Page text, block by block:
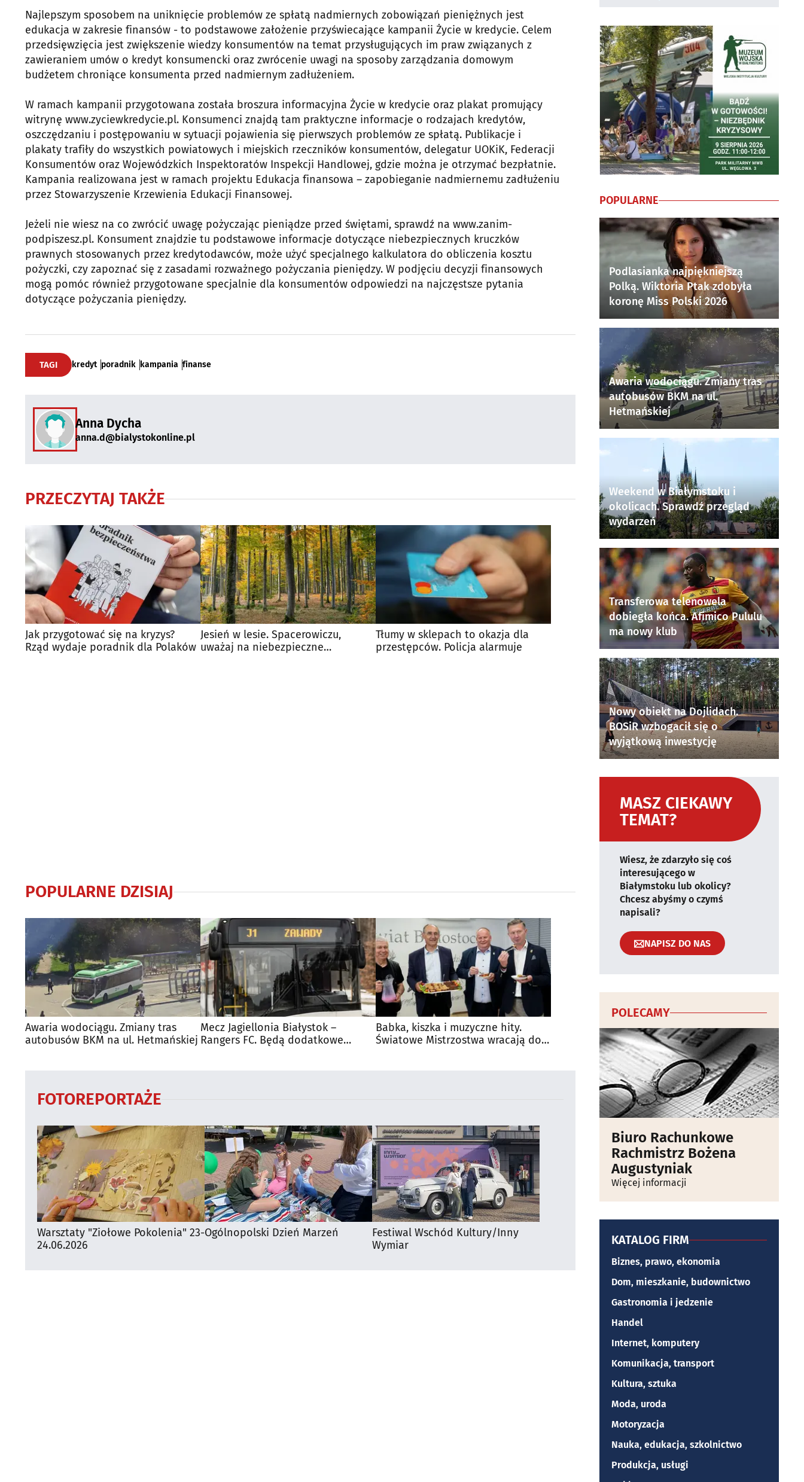
Najlepszym sposobem na uniknięcie problemów ze spłatą nadmiernych zobowiązań pieniężnych jest
edukacja w zakresie finansów - to podstawowe założenie przyświecające kampanii Życie w kredycie. Celem
przedsięwzięcia jest zwiększenie wiedzy konsumentów na temat przysługujących im praw związanych z
zawieraniem umów o kredyt konsumencki oraz zwrócenie uwagi na sposoby zarządzania domowym
budżetem chroniące konsumenta przed nadmiernym zadłużeniem.
W ramach kampanii przygotowana została broszura informacyjna Życie w kredycie oraz plakat promujący
witrynę www.zyciewkredycie.pl. Konsumenci znajdą tam praktyczne informacje o rodzajach kredytów,
oszczędzaniu i postępowaniu w sytuacji pojawienia się pierwszych problemów ze spłatą. Publikacje i
plakaty trafiły do wszystkich powiatowych i miejskich rzeczników konsumentów, delegatur UOKiK, Federacji
Konsumentów oraz Wojewódzkich Inspektoratów Inspekcji Handlowej, gdzie można je otrzymać bezpłatnie.
Kampania realizowana jest w ramach projektu Edukacja finansowa – zapobieganie nadmiernemu zadłużeniu
przez Stowarzyszenie Krzewienia Edukacji Finansowej.
Jeżeli nie wiesz na co zwrócić uwagę pożyczając pieniądze przed świętami, sprawdź na www.zanim-
podpiszesz.pl. Konsument znajdzie tu podstawowe informacje dotyczące niebezpiecznych kruczków
prawnych stosowanych przez kredytodawców, może użyć specjalnego kalkulatora do obliczenia kosztu
pożyczki, czy zapoznać się z zasadami rozważnego pożyczania pieniędzy. W podjęciu decyzji finansowych
mogą pomóc również przygotowane specjalnie dla konsumentów odpowiedzi na najczęstsze pytania
dotyczące pożyczania pieniędzy.
TAGI kredyt poradnik kampania finanse
Anna Dycha
anna.d@bialystokonline.pl
PRZECZYTAJ TAKŻE
Jak przygotować się na kryzys?
Rząd wydaje poradnik dla Polaków
Jesień w lesie. Spacerowiczu,
uważaj na niebezpieczne
Tłumy w sklepach to okazja dla
przestępców. Policja alarmuje
POPULARNE DZISIAJ
Awaria wodociągu. Zmiany tras
autobusów BKM na ul. Hetmańskiej
Mecz Jagiellonia Białystok –
Rangers FC. Będą dodatkowe
Babka, kiszka i muzyczne hity.
Światowe Mistrzostwa wracają do
FOTOREPORTAŻE
Warsztaty "Ziołowe Pokolenia" 23-
24.06.2026
Ogólnopolski Dzień Marzeń
Festiwal Wschód Kultury/Inny
Wymiar
POPULARNE
Podlasianka najpiękniejszą
Polką. Wiktoria Ptak zdobyła
koronę Miss Polski 2026
Awaria wodociągu. Zmiany tras
autobusów BKM na ul.
Hetmańskiej
Weekend w Białymstoku i
okolicach. Sprawdź przegląd
wydarzeń
Transferowa telenowela
dobiegła końca. Afimico Pululu
ma nowy klub
Nowy obiekt na Dojlidach.
BOSiR wzbogacił się o
wyjątkową inwestycję
MASZ CIEKAWY
TEMAT?
Wiesz, że zdarzyło się coś
interesującego w
Białymstoku lub okolicy?
Chcesz abyśmy o czymś
napisali?
NAPISZ DO NAS
POLECAMY
Biuro Rachunkowe
Rachmistrz Bożena
Augustyniak
Więcej informacji
KATALOG FIRM
Biznes, prawo, ekonomia
Dom, mieszkanie, budownictwo
Gastronomia i jedzenie
Handel
Internet, komputery
Komunikacja, transport
Kultura, sztuka
Moda, uroda
Motoryzacja
Nauka, edukacja, szkolnictwo
Produkcja, usługi